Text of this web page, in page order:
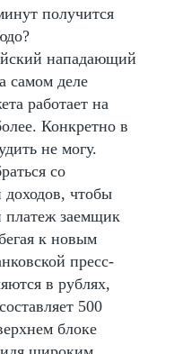
получится
нападающий
самом деле
работает на
Конкретно в
не могу.
со
доходов, чтобы
платеж заемщик
к новым
пресс-
в рублях,
500
блоке